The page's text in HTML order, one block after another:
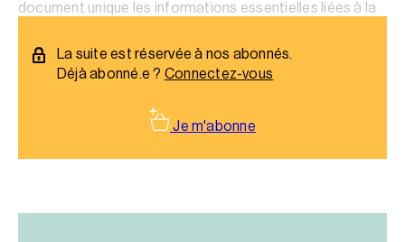
document unique les informations essentielles liées à la
La suite est réservée à nos abonnés.
Déjà abonné.e ? Connectez-vous
Je m'abonne